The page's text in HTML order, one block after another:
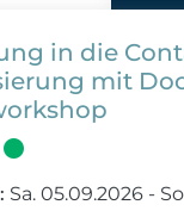
in die
mit
Sa. 05.09.2026 -